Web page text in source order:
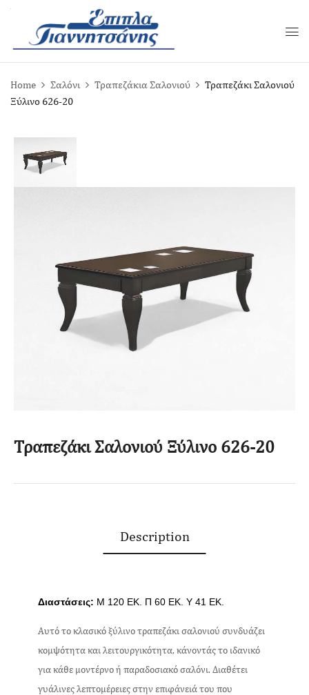
Home Σαλόνι Τραπεζάκια Σαλονιού
Τραπεζάκι Σαλονιού
Ξύλινο 626-20
Τραπεζάκι Σαλονιού Ξύλινο 626-20
Description
Διαστάσεις: Μ 120 EK. Π 60 ΕΚ. Υ 41 ΕΚ.
Αυτό το κλασικό ξύλινο τραπεζάκι σαλονιού συνδυάζει
κομψότητα και λειτουργικότητα, κάνοντάς το ιδανικό
για κάθε μοντέρνο ή παραδοσιακό σαλόνι. Διαθέτει
γυάλινες λεπτομέρειες στην επιφάνειά του που